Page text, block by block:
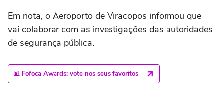
Em nota, o Aeroporto de Viracopos informou que
vai colaborar com as investigações das autoridades
de segurança pública.
📊 Fofoca Awards: vote nos seus favoritos